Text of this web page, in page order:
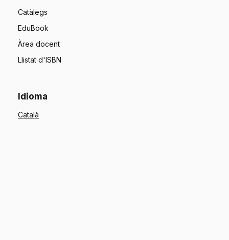
Catàlegs
EduBook
Àrea docent
Llistat d'ISBN
Idioma